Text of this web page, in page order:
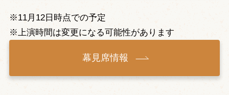
※11月12日時点での予定
※上演時間は変更になる可能性があります
幕見席情報